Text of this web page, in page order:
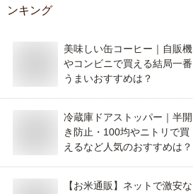
ンキング
美味しい缶コーヒー｜自販機
やコンビニで買える結局一番
うまいおすすめは？
冷蔵庫ドアストッパー｜半開
き防止・100均やニトリで買
えるなど人気のおすすめは？
【お米通販】ネットで激安な